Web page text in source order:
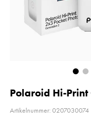
Polaroid Hi-Print
Artikelnummer: 0207030074